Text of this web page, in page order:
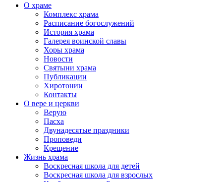
О храме
Комплекс храма
Расписание богослужений
История храма
Галерея воинской славы
Хоры храма
Новости
Святыни храма
Публикации
Хиротонии
Контакты
О вере и церкви
Верую
Пасха
Двунадесятые праздники
Проповеди
Крещение
Жизнь храма
Воскресная школа для детей
Воскресная школа для взрослых